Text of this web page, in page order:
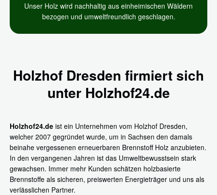
Unser Holz wird nachhaltig aus einheimischen Wäldern
bezogen und umweltfreundlich geschlagen.
Holzhof Dresden firmiert sich
unter Holzhof24.de
Holzhof24.de ist ein Unternehmen vom Holzhof Dresden,
welcher 2007 gegründet wurde, um in Sachsen den damals
beinahe vergessenen erneuerbaren Brennstoff Holz anzubieten.
In den vergangenen Jahren ist das Umweltbewusstsein stark
gewachsen. Immer mehr Kunden schätzen holzbasierte
Brennstoffe als sicheren, preiswerten Energieträger und uns als
verlässlichen Partner.